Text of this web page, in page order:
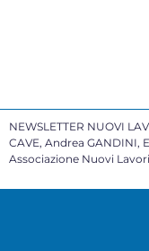
NEWSLETTER NUOVI
CAVE, Andrea GANDINI,
Associazione Nuovi